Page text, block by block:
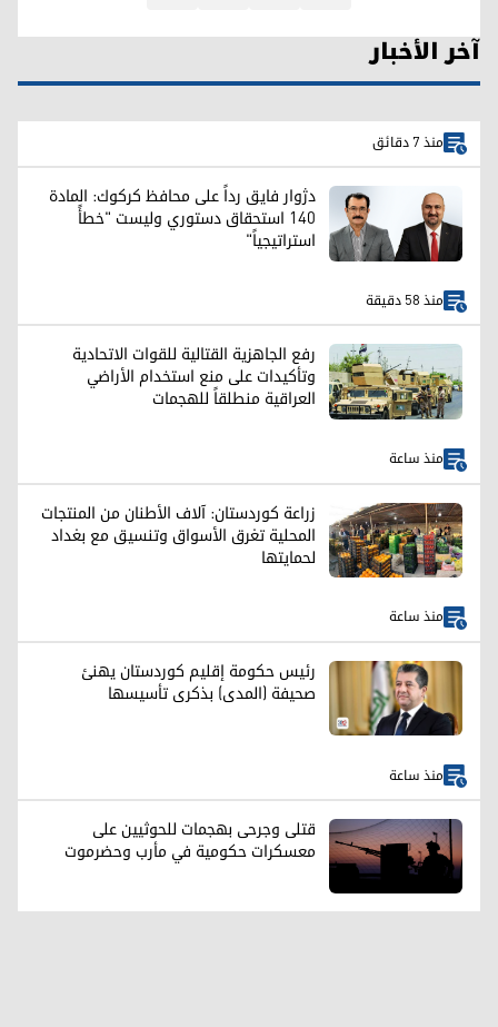
آخر الأخبار
منذ 7 دقائق
دژوار فايق رداً على محافظ كركوك: المادة
140 استحقاق دستوري وليست "خطأً
استراتيجياً"
منذ 58 دقيقة
رفع الجاهزية القتالية للقوات الاتحادية
وتأكيدات على منع استخدام الأراضي
العراقية منطلقاً للهجمات
منذ ساعة
زراعة كوردستان: آلاف الأطنان من المنتجات
المحلية تغرق الأسواق وتنسيق مع بغداد
لحمايتها
منذ ساعة
رئيس حكومة إقليم كوردستان يهنئ
صحيفة (المدى) بذكرى تأسيسها
منذ ساعة
قتلى وجرحى بهجمات للحوثيين على
معسكرات حكومية في مأرب وحضرموت